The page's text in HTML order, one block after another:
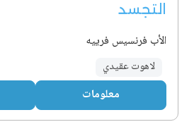
التجسد
الأب فرنسيس فرييه
لاهوت عقيدي
معلومات